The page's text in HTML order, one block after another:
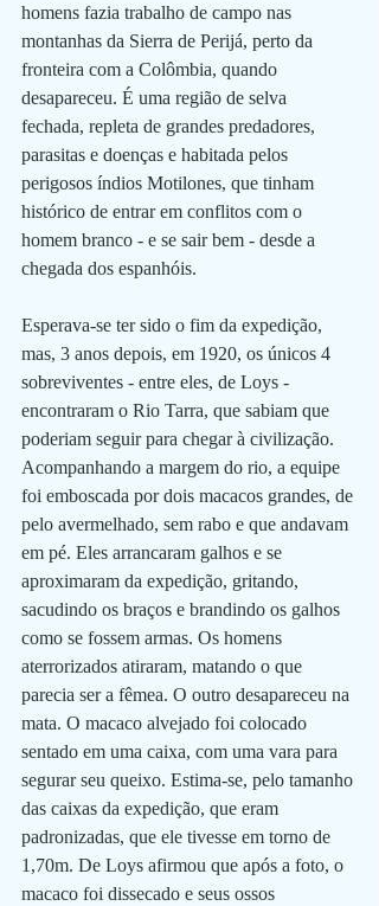
homens fazia trabalho de campo nas
montanhas da Sierra de Perijá, perto da
fronteira com a Colômbia, quando
desapareceu. É uma região de selva
fechada, repleta de grandes predadores,
parasitas e doenças e habitada pelos
perigosos índios Motilones, que tinham
histórico de entrar em conflitos com o
homem branco - e se sair bem - desde a
chegada dos espanhóis.
Esperava-se ter sido o fim da expedição,
mas, 3 anos depois, em 1920, os únicos 4
sobreviventes - entre eles, de Loys -
encontraram o Rio Tarra, que sabiam que
poderiam seguir para chegar à civilização.
Acompanhando a margem do rio, a equipe
foi emboscada por dois macacos grandes, de
pelo avermelhado, sem rabo e que andavam
em pé. Eles arrancaram galhos e se
aproximaram da expedição, gritando,
sacudindo os braços e brandindo os galhos
como se fossem armas. Os homens
aterrorizados atiraram, matando o que
parecia ser a fêmea. O outro desapareceu na
mata. O macaco alvejado foi colocado
sentado em uma caixa, com uma vara para
segurar seu queixo. Estima-se, pelo tamanho
das caixas da expedição, que eram
padronizadas, que ele tivesse em torno de
1,70m. De Loys afirmou que após a foto, o
macaco foi dissecado e seus ossos